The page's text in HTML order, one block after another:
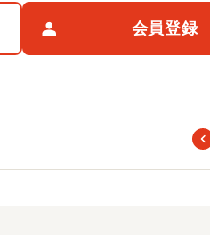
会員登録